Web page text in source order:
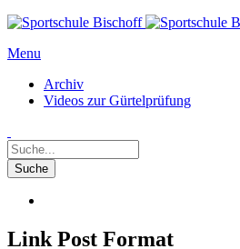
Menu
Archiv
Videos zur Gürtelprüfung
Link Post Format